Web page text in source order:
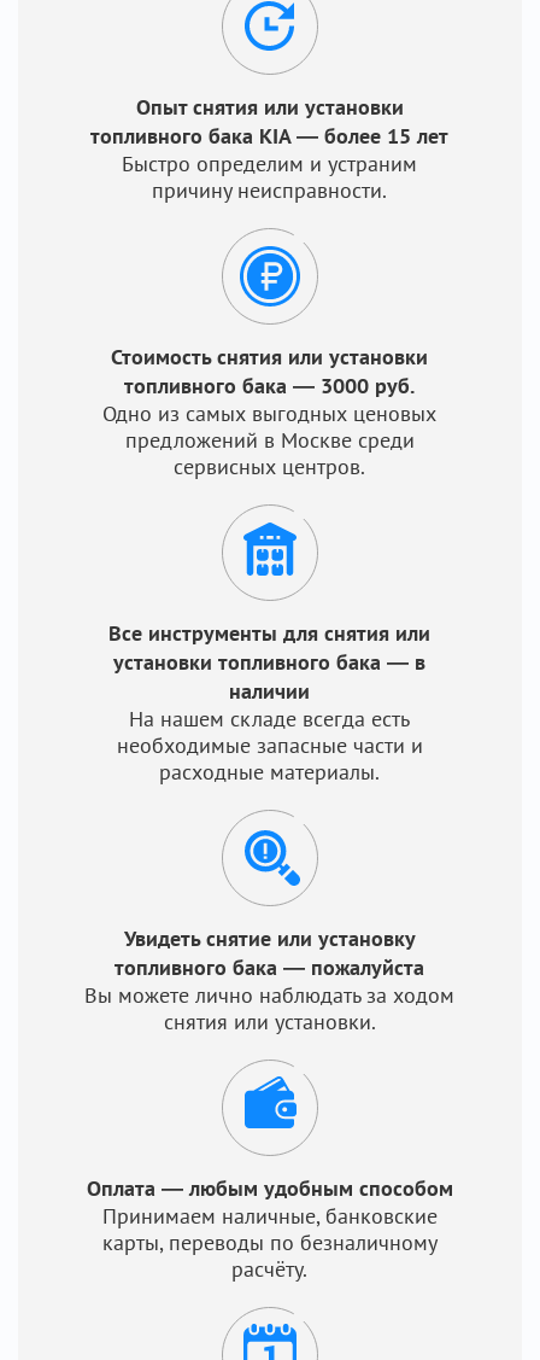
Опыт снятия или установки
топливного бака KIA — более 15 лет
Быстро определим и устраним
причину неисправности.
Стоимость снятия или установки
топливного бака — 3000 руб.
Одно из самых выгодных ценовых
предложений в Москве среди
сервисных центров.
Все инструменты для снятия или
установки топливного бака — в
наличии
На нашем складе всегда есть
необходимые запасные части и
расходные материалы.
Увидеть снятие или установку
топливного бака — пожалуйста
Вы можете лично наблюдать за ходом
снятия или установки.
Оплата — любым удобным способом
Принимаем наличные, банковские
карты, переводы по безналичному
расчёту.